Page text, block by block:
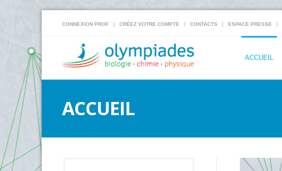
CONNEXION PROF | CRÉEZ VOTRE COMPTE | CONTACTS | ESPACE PRESSE |
ACCUEIL
ACCUEIL